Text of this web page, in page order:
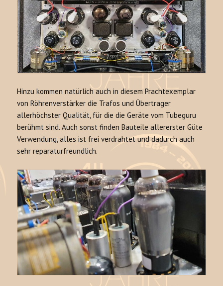
Hinzu kommen natürlich auch in diesem Prachtexemplar
von Röhrenverstärker die Trafos und Übertrager
allerhöchster Qualität, für die die Geräte vom Tubeguru
berühmt sind. Auch sonst finden Bauteile allererster Güte
Verwendung, alles ist frei verdrahtet und dadurch auch
sehr reparaturfreundlich.